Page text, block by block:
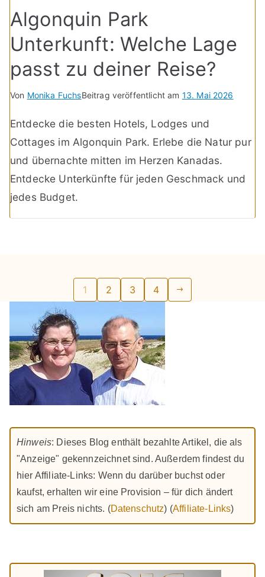
Algonquin Park
Unterkunft: Welche Lage
passt zu deiner Reise?
Von Monika FuchsBeitrag veröffentlicht am 13. Mai 2026
Entdecke die besten Hotels, Lodges und
Cottages im Algonquin Park. Erlebe die Natur pur
und übernachte mitten im Herzen Kanadas.
Entdecke Unterkünfte für jeden Geschmack und
jedes Budget.
Seitennummerierung
der
Beiträge
1 2 3 4
Hinweis: Dieses Blog enthält bezahlte Artikel, die als
"Anzeige" gekennzeichnet sind. Außerdem findest du
hier Affiliate-Links: Wenn du darüber buchst oder
kaufst, erhalten wir eine Provision – für dich ändert
sich am Preis nichts. (Datenschutz) (Affiliate-Links)